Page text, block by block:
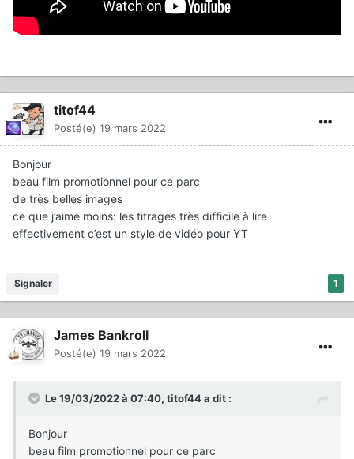
titof44
Posté(e) 19 mars 2022
Bonjour
beau film promotionnel pour ce parc
de très belles images
ce que j’aime moins: les titrages très difficile à lire
effectivement c’est un style de vidéo pour YT
1
Signaler
James Bankroll
Posté(e) 19 mars 2022
Le 19/03/2022 à 07:40, titof44a dit :
Bonjour
beau film promotionnel pour ce parc